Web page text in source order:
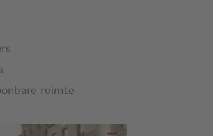
meters
ruimte